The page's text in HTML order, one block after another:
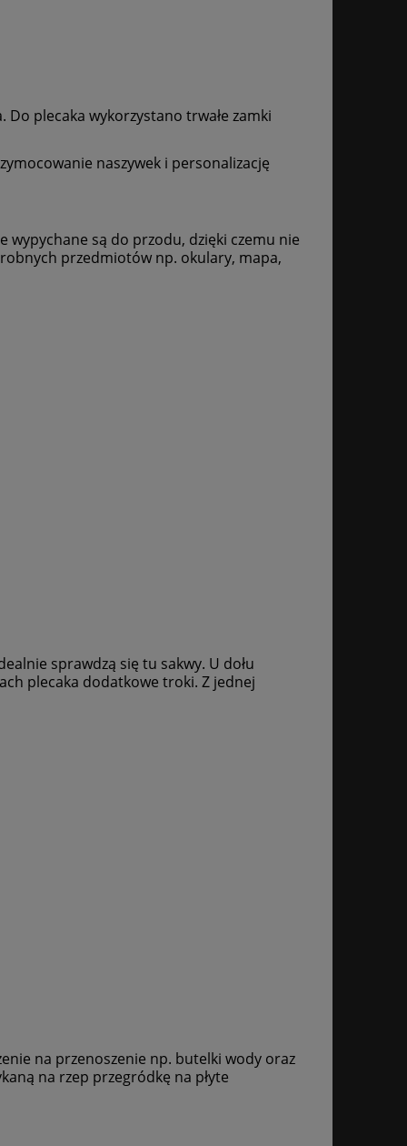
plecaka wykorzystano trwałe zamki
naszywek i personalizację
wypychane są do przodu, dzięki czemu nie
przedmiotów np. okulary, mapa,
sprawdzą się tu sakwy. U dołu
plecaka dodatkowe troki. Z jednej
na przenoszenie np. butelki wody oraz
na rzep przegródkę na płyte